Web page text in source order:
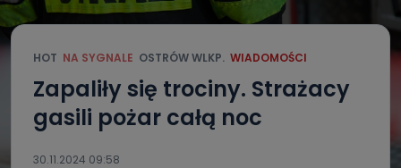
HOT NA SYGNALE OSTRÓW WLKP. WIADOMOŚCI
Zapaliły się trociny. Strażacy
gasili pożar całą noc
30.11.2024 09:58